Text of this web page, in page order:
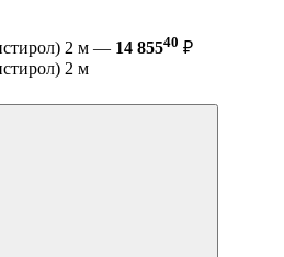
2 м — 14 85540 ₽
2 м